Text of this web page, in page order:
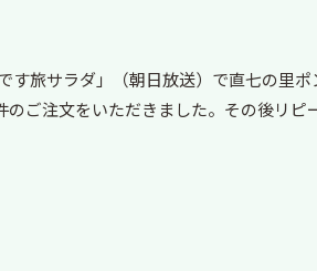
す旅サラダ」（朝日放送）で直七の里
ご注文をいただきました。その後リピ